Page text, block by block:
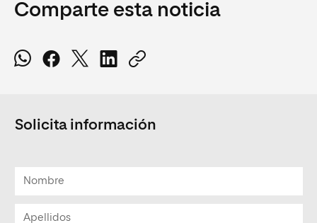
Comparte esta noticia
Solicita información